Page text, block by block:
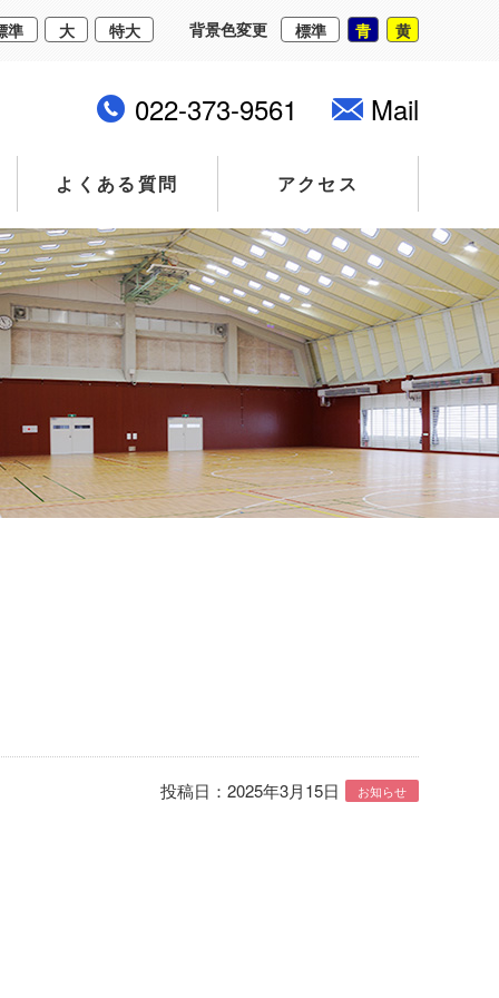
背景色変更 標準 青 黄
準 大 特大
022-373-9561 Mail
よくある質問 アクセス
投稿日：2025年3月15日 お知らせ